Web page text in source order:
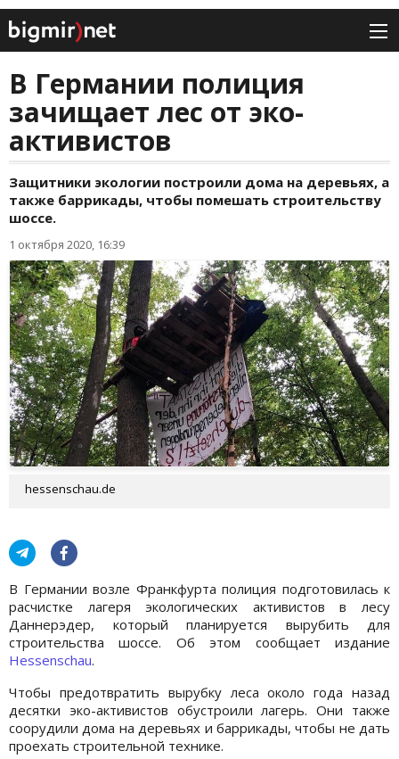
В Германии полиция
зачищает лес от эко-
активистов
Защитники экологии построили дома на деревьях, а
также баррикады, чтобы помешать строительству
шоссе.
1 октября 2020, 16:39
hessenschau.de
В Германии возле Франкфурта полиция подготовилась к
расчистке лагеря экологических активистов в лесу
Даннерэдер, который планируется вырубить для
строительства шоссе. Об этом сообщает издание
Hessenschau.
Чтобы предотвратить вырубку леса около года назад
десятки эко-активистов обустроили лагерь. Они также
соорудили дома на деревьях и баррикады, чтобы не дать
проехать строительной технике.